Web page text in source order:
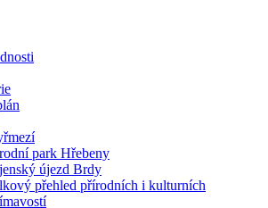
park Hřebeny
újezd Brdy
přehled přírodních i kulturních